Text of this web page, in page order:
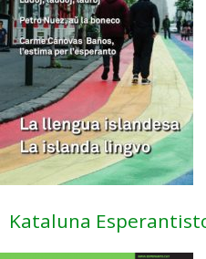
Kataluna